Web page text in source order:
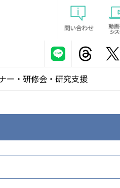
ー・研修会・研究支援